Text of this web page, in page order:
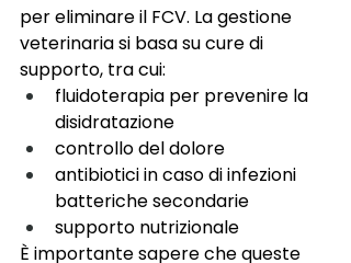
per eliminare il FCV. La gestione
veterinaria si basa su cure di
supporto, tra cui:
fluidoterapia per prevenire la
disidratazione
controllo del dolore
antibiotici in caso di infezioni
batteriche secondarie
supporto nutrizionale
È importante sapere che queste